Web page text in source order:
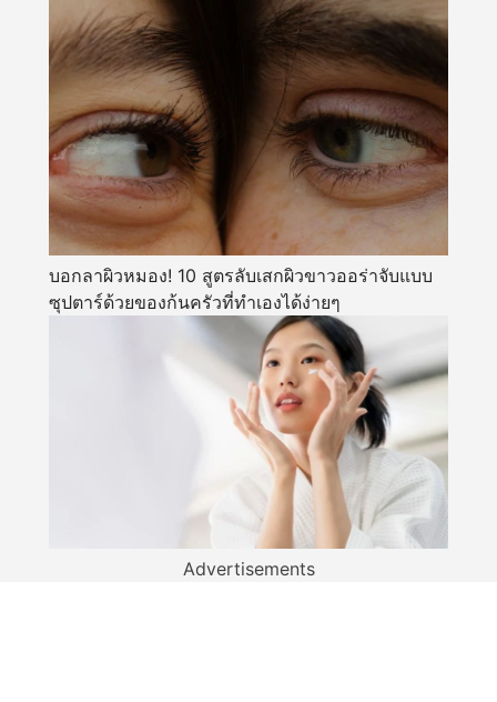
บอกลาผิวหมอง! 10 สูตรลับเสกผิวขาวออร่าจับแบบ
ซุปตาร์ด้วยของก้นครัวที่ทำเองได้ง่ายๆ
Advertisements